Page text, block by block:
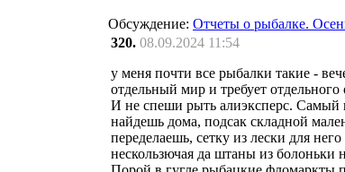
Обсуждение: Отчеты о рыбалке.
320. 08.09.2024 11:54
у меня почти все рыбалки такие -
отдельный мир и требует
И не спеши рыть алиэксперс. Самый
найдешь дома, подсак складной
переделаешь, сетку из лески для
нескользючая да штаны из болоньки